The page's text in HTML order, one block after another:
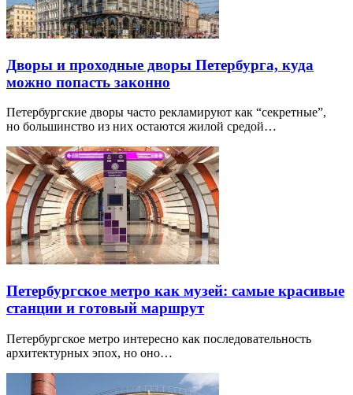
Дворы и проходные дворы Петербурга, куда
можно попасть законно
Петербургские дворы часто рекламируют как “секретные”,
но большинство из них остаются жилой средой…
Петербургское метро как музей: самые красивые
станции и готовый маршрут
Петербургское метро интересно как последовательность
архитектурных эпох, но оно…